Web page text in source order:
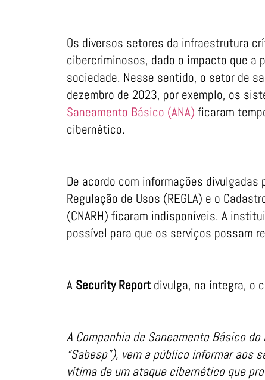
Os diversos setores da infraestrutura
cibercriminosos, dado o impacto que a
sociedade. Nesse sentido, o setor de
dezembro de 2023, por exemplo, os
Saneamento Básico (ANA) ficaram
cibernético.
De acordo com informações divulgadas
Regulação de Usos (REGLA) e o
(CNARH) ficaram indisponíveis. A
possível para que os serviços possam
A Security Reportdivulga, na íntegra, o
A Companhia de Saneamento Básico
“Sabesp”), vem a público informar aos
vítima de um ataque cibernético que